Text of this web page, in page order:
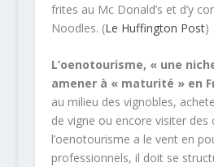
frites au Mc Donald’s et d’y
Noodles. (Le Huffington Post)
L’oenotourisme, « une
amener à « maturité » en
au milieu des vignobles,
de vigne ou encore visiter des
l’oenotourisme a le vent en
professionnels, il doit se